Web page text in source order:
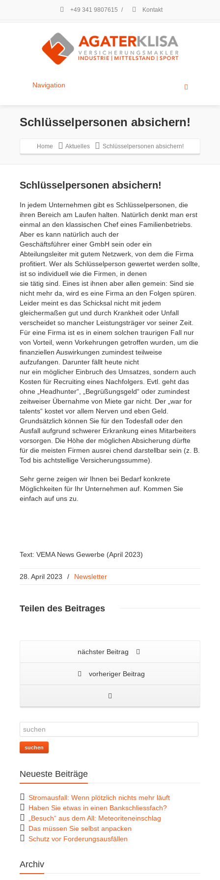
+49 341 9807615 / Kontakt
Navigation
Schlüsselpersonen absichern!
Home Aktuelles Schlüsselpersonen absichern!
Schlüsselpersonen absichern!
In jedem Unternehmen gibt es Schlüsselpersonen, die
ihren Bereich am Laufen halten. Natürlich denkt man erst
einmal an den klassischen Chef eines Familienbetriebs.
Aber es kann natürlich auch der
Geschäftsführer einer GmbH sein oder ein
Abteilungsleiter mit gutem Netzwerk, von dem die Firma
profitiert. Wer als Schlüsselperson gewertet werden sollte,
ist so individuell wie die Firmen, in denen
sie tätig sind. Eines ist ihnen aber allen gemein: Sind sie
nicht mehr da, wird es eine Firma an den Folgen spüren.
Leider meint es das Schicksal nicht mit jedem
gleichermaßen gut und durch Krankheit oder Unfall
verscheidet so mancher Leistungsträger vor seiner Zeit.
Für eine Firma ist es in einem solchen traurigen Fall nur
von Vorteil, wenn Vorkehrungen getroffen wurden, um die
finanziellen Auswirkungen zumindest teilweise
aufzufangen. Darunter fällt heute nicht
nur ein möglicher Einbruch des Umsatzes, sondern auch
Kosten für Recruiting eines Nachfolgers. Evtl. geht das
ohne „Headhunter“, „Begrüßungsgeld“ oder zumindest
zeitweiser Übernahme von Miete gar nicht. Der „war for
talents“ kostet vor allem Nerven und eben Geld.
Grundsätzlich können Sie für den Todesfall oder den
Ausfall aufgrund schwerer Erkrankung eines Mitarbeiters
vorsorgen. Die Höhe der möglichen Absicherung dürfte
für die meisten Firmen ausrei chend darstellbar sein (z. B.
Tod bis achtstellige Versicherungssumme).
Sehr gerne zeigen wir Ihnen bei Bedarf konkrete
Möglichkeiten für Ihr Unternehmen auf. Kommen Sie
einfach auf uns zu.
Text: VEMA News Gewerbe (April 2023)
28. April 2023 / Newsletter
Teilen des Beitrages
nächster Beitrag
vorheriger Beitrag
suchen
Neueste Beiträge
Stromausfall: Wenn plötzlich nichts mehr läuft
Haben Sie etwas in einen Bankschliessfach?
„Besuch“ aus dem All: Meteoriteneinschlag
Das müssen Sie selbst anpacken
Schutz vor Forderungsausfällen
Archiv